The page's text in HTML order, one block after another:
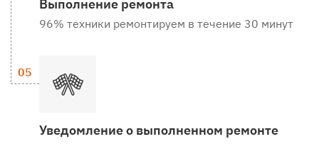
Выполнение ремонта
96% техники ремонтируем в течение 30 минут
Уведомление о выполненном ремонте